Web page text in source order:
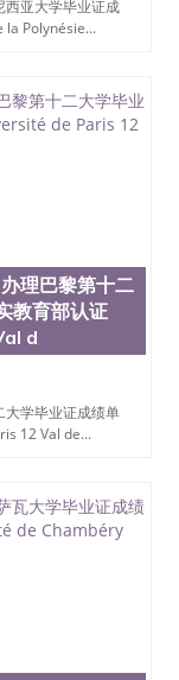
State
Jose State
Jose State
Jose State
Jose State
未毕业找人做
央昆士兰大
士做文凭/购
洲读书未毕
读CQU中央
洲读本科硕
凭学历制
亚大学毕业证成
la Polynésie...
理巴黎第十二
教育部认证
d
学毕业证成绩单
12 Val de...